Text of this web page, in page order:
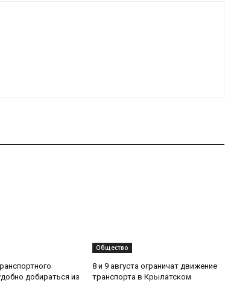
добираться из
Общество
8 и 9 августа ограничат движение
транспорта в Крылатском